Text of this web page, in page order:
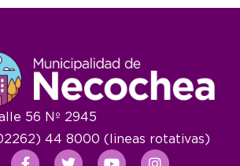
56 Nº 2945
44 8000 (lineas rotativas)